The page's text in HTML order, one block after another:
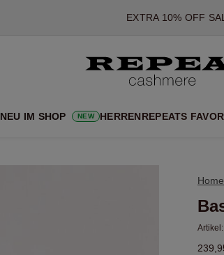
*DIESES ANGEBOT GILT BIS ZUM
*GILT NICHT FÜR
*AUSNAHMEN SIND
NEUE CASHMERE-
EXTRA 10% OFF
NEU IM SHOP NEW HERRENREPEATS
Home
Artikel: